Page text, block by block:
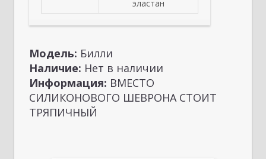
эластан
Модель: Билли
Наличие: Нет в наличии
Информация: ВМЕСТО
СИЛИКОНОВОГО ШЕВРОНА СТОИТ
ТРЯПИЧНЫЙ